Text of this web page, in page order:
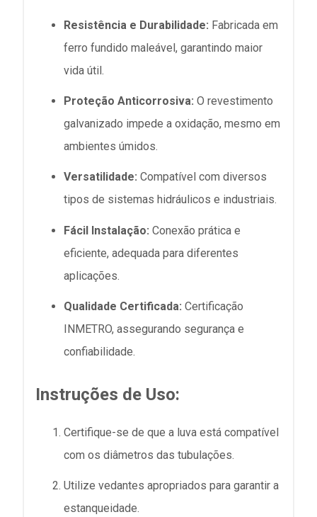
Resistência e Durabilidade: Fabricada em
ferro fundido maleável, garantindo maior
vida útil.
Proteção Anticorrosiva: O revestimento
galvanizado impede a oxidação, mesmo em
ambientes úmidos.
Versatilidade: Compatível com diversos
tipos de sistemas hidráulicos e industriais.
Fácil Instalação: Conexão prática e
eficiente, adequada para diferentes
aplicações.
Qualidade Certificada: Certificação
INMETRO, assegurando segurança e
confiabilidade.
Instruções de Uso:
Certifique-se de que a luva está compatível
com os diâmetros das tubulações.
Utilize vedantes apropriados para garantir a
estanqueidade.